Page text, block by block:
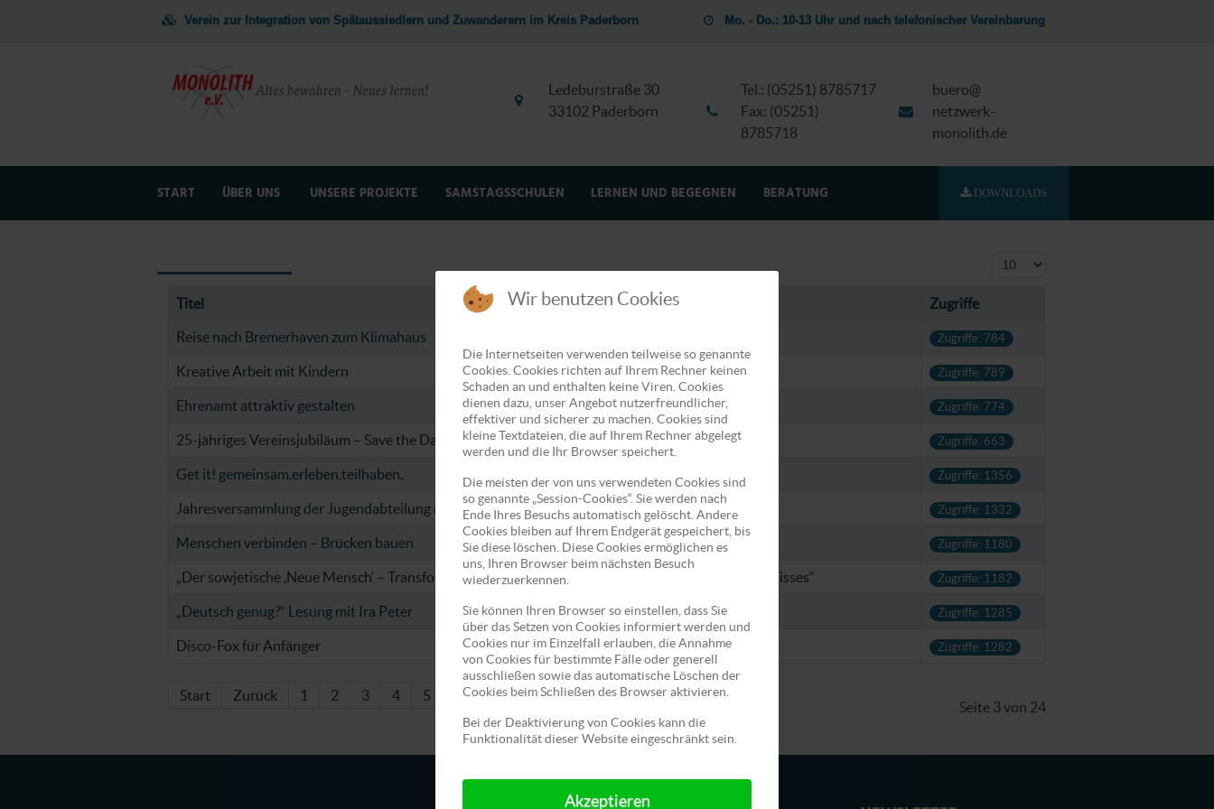
Verein zur Integration von Spätaussiedlern und Zuwanderern im Kreis Paderborn Mo. - Do.: 10-13 Uhr und nach telefonischer Vereinbarung
Ledeburstraße 30
33102 Paderborn
Tel.: (05251) 8785717
Fax: (05251)
8785718
buero@
netzwerk-
monolith.de
START ÜBER UNS UNSERE PROJEKTE SAMSTAGSSCHULEN LERNEN UND BEGEGNEN BERATUNG DOWNLOADS
Anzeige #
Titel Zugriffe
Reise nach Bremerhaven zum Klimahaus Zugriffe: 784
Kreative Arbeit mit Kindern Zugriffe: 789
Ehrenamt attraktiv gestalten Zugriffe: 774
25-jähriges Vereinsjubiläum – Save the Date! Zugriffe: 663
Get it! gemeinsam.erleben.teilhaben. Zugriffe: 1356
Jahresversammlung der Jugendabteilung mit Neuwahlen Zugriffe: 1332
Menschen verbinden – Brücken bauen Zugriffe: 1180
„Der sowjetische ‚Neue Mensch‘ – Transformationen des russlanddeutschen kulturellen Gedächtnisses“ Zugriffe: 1182
„Deutsch genug?“ Lesung mit Ira Peter Zugriffe: 1285
Disco-Fox für Anfänger Zugriffe: 1282
Seite 3 von 24
Start Zurück 1 2 3 4 5 7 8 9 10 Weiter Ende
Wir benutzen Cookies
Die Internetseiten verwenden teilweise so genannte
Cookies. Cookies richten auf Ihrem Rechner keinen
Schaden an und enthalten keine Viren. Cookies
dienen dazu, unser Angebot nutzerfreundlicher,
effektiver und sicherer zu machen. Cookies sind
kleine Textdateien, die auf Ihrem Rechner abgelegt
werden und die Ihr Browser speichert.
Die meisten der von uns verwendeten Cookies sind
so genannte „Session-Cookies“. Sie werden nach
Ende Ihres Besuchs automatisch gelöscht. Andere
Cookies bleiben auf Ihrem Endgerät gespeichert, bis
Sie diese löschen. Diese Cookies ermöglichen es
uns, Ihren Browser beim nächsten Besuch
wiederzuerkennen.
Sie können Ihren Browser so einstellen, dass Sie
über das Setzen von Cookies informiert werden und
Cookies nur im Einzelfall erlauben, die Annahme
von Cookies für bestimmte Fälle oder generell
ausschließen sowie das automatische Löschen der
Cookies beim Schließen des Browser aktivieren.
Bei der Deaktivierung von Cookies kann die
Funktionalität dieser Website eingeschränkt sein.
Akzeptieren